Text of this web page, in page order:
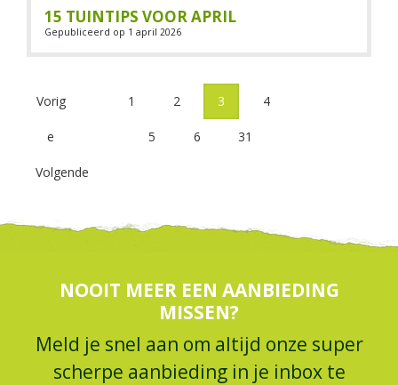
15 TUINTIPS VOOR APRIL
Gepubliceerd op 1 april 2026
Vorig
e
1 2 3 4
5 6 31
Volgende
NOOIT MEER EEN AANBIEDING
MISSEN?
Meld je snel aan om altijd onze super
scherpe aanbieding in je inbox te